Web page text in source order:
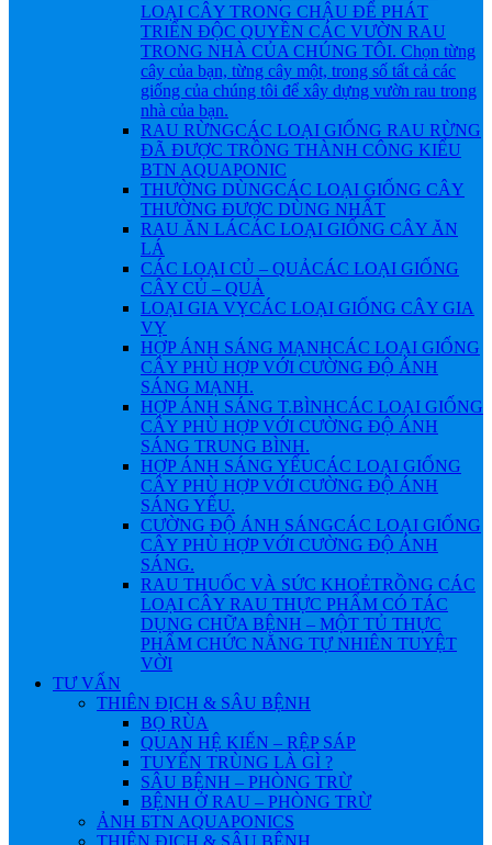
LOẠI CÂY TRONG CHẬU ĐỂ PHÁT
TRIỂN ĐỘC QUYỀN CÁC VƯỜN RAU
TRONG NHÀ CỦA CHÚNG TÔI. Chọn từng
cây của bạn, từng cây một, trong số tất cả các
giống của chúng tôi để xây dựng vườn rau trong
nhà của bạn.
RAU RỪNGCÁC LOẠI GIỐNG RAU RỪNG
ĐÃ ĐƯỢC TRỒNG THÀNH CÔNG KIỂU
BTN AQUAPONIC
THƯỜNG DÙNGCÁC LOẠI GIỐNG CÂY
THƯỜNG ĐƯỢC DÙNG NHẤT
RAU ĂN LÁCÁC LOẠI GIỐNG CÂY ĂN
LÁ
CÁC LOẠI CỦ – QUẢCÁC LOẠI GIỐNG
CÂY CỦ – QUẢ
LOẠI GIA VỴCÁC LOẠI GIỐNG CÂY GIA
VỴ
HỢP ÁNH SÁNG MẠNHCÁC LOẠI GIỐNG
CÂY PHÙ HỢP VỚI CƯỜNG ĐỘ ÁNH
SÁNG MẠNH.
HỢP ÁNH SÁNG T.BÌNHCÁC LOẠI GIỐNG
CÂY PHÙ HỢP VỚI CƯỜNG ĐỘ ÁNH
SÁNG TRUNG BÌNH.
HỢP ÁNH SÁNG YẾUCÁC LOẠI GIỐNG
CÂY PHÙ HỢP VỚI CƯỜNG ĐỘ ÁNH
SÁNG YẾU.
CƯỜNG ĐỘ ÁNH SÁNGCÁC LOẠI GIỐNG
CÂY PHÙ HỢP VỚI CƯỜNG ĐỘ ÁNH
SÁNG.
RAU THUỐC VÀ SỨC KHOẺTRỒNG CÁC
LOẠI CÂY RAU THỰC PHẨM CÓ TÁC
DỤNG CHỮA BỆNH – MỘT TỦ THỰC
PHẨM CHỨC NĂNG TỰ NHIÊN TUYỆT
VỜI
TƯ VẤN
THIÊN ĐỊCH & SÂU BỆNH
BỌ RÙA
QUAN HỆ KIẾN – RỆP SÁP
TUYẾN TRÙNG LÀ GÌ ?
SÂU BỆNH – PHÒNG TRỪ
BỆNH Ở RAU – PHÒNG TRỪ
ẢNH БTN AQUAPONICS
THIÊN ĐỊCH & SÂU BỆNH